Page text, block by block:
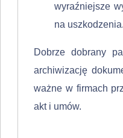
wyraźniejsze
na uszkodzenia.
Dobrze dobrany
archiwizację
ważne w firmach
akt i umów.